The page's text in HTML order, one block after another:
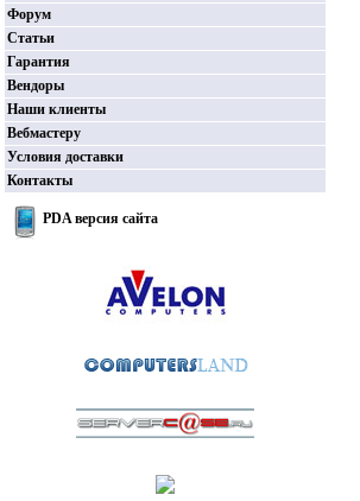
Форум
Статьи
Гарантия
Вендоры
Наши клиенты
Вебмастеру
Условия доставки
Контакты
PDA версия сайта